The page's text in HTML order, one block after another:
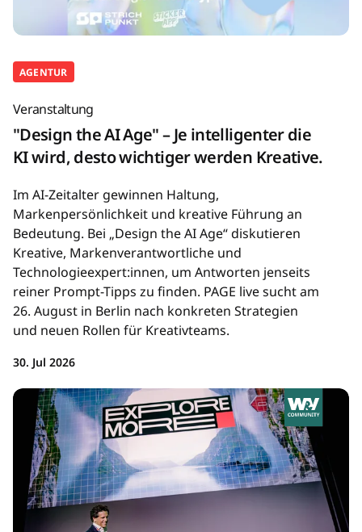
AGENTUR
Veranstaltung
"Design the AI Age" – Je intelligenter die
KI wird, desto wichtiger werden Kreative.
Im AI-Zeitalter gewinnen Haltung,
Markenpersönlichkeit und kreative Führung an
Bedeutung. Bei „Design the AI Age“ diskutieren
Kreative, Markenverantwortliche und
Technologieexpert:innen, um Antworten jenseits
reiner Prompt-Tipps zu finden. PAGE live sucht am
26. August in Berlin nach konkreten Strategien
und neuen Rollen für Kreativteams.
30. Jul 2026